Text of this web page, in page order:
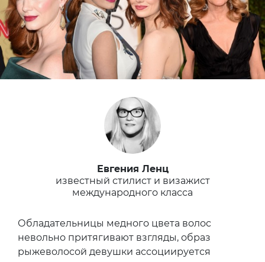
Евгения Ленц
известный стилист и визажист
международного класса
Обладательницы медного цвета волос
невольно притягивают взгляды, образ
рыжеволосой девушки ассоциируется